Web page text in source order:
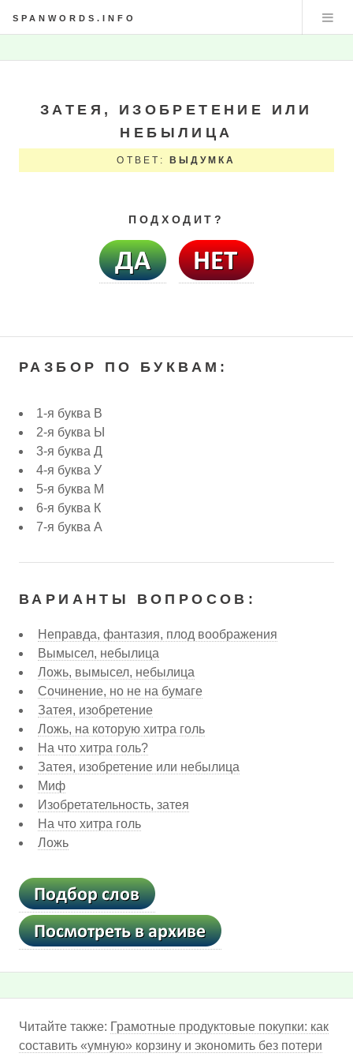
SPANWORDS.INFO
ЗАТЕЯ, ИЗОБРЕТЕНИЕ ИЛИ
НЕБЫЛИЦА
ОТВЕТ: ВЫДУМКА
ПОДХОДИТ?
РАЗБОР ПО БУКВАМ:
1-я буква В
2-я буква Ы
3-я буква Д
4-я буква У
5-я буква М
6-я буква К
7-я буква А
ВАРИАНТЫ ВОПРОСОВ:
Неправда, фантазия, плод воображения
Вымысел, небылица
Ложь, вымысел, небылица
Сочинение, но не на бумаге
Затея, изобретение
Ложь, на которую хитра голь
На что хитра голь?
Затея, изобретение или небылица
Миф
Изобретательность, затея
На что хитра голь
Ложь
Читайте также: Грамотные продуктовые покупки: как
составить «умную» корзину и экономить без потери